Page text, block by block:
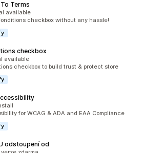
Terms
197
available
checkbox without any hassle!
checkbox
20
available
checkbox to build trust & protect store
15
for WCAG & ADA and EAA Compliance
odstoupení od